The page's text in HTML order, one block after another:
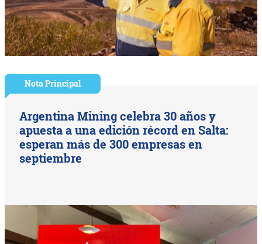
Nota Principal
Argentina Mining celebra 30 años y
apuesta a una edición récord en Salta:
esperan más de 300 empresas en
septiembre